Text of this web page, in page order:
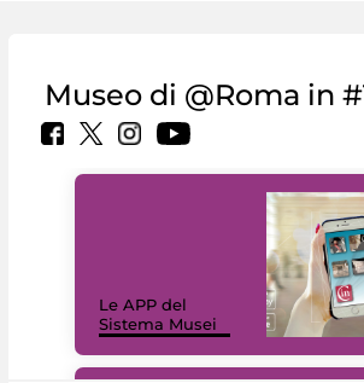
Museo di @Roma in
Le APP del
Sistema Musei